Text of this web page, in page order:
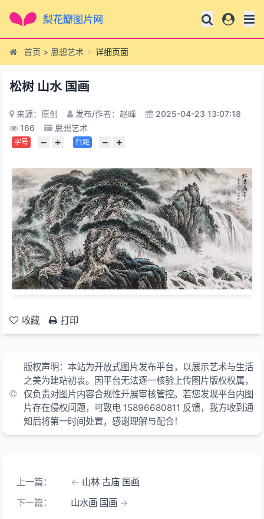
首页 > 思想艺术 详细页面
松树 山水 国画
来源：原创 发布/作者：赵峰
2025-04-23 13:07:18
166
思想艺术
字号 − + 行距 − +
收藏 打印
版权声明：本站为开放式图片发布平台，以展示艺术与生活
之美为建站初衷。因平台无法逐一核验上传图片版权权属，
仅负责对图片内容合规性开展审核管控。若您发现平台内图
片存在侵权问题，可致电 15896680811 反馈，我方收到通
知后将第一时间处置，感谢理解与配合！
上一篇：
山林 古庙 国画
下一篇：
山水画 国画